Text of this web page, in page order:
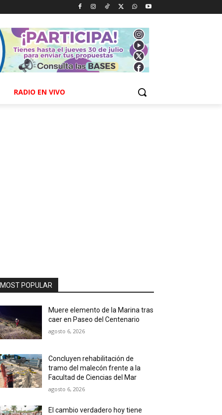
RADIO EN VIVO
MOST POPULAR
Muere elemento de la Marina tras
caer en Paseo del Centenario
agosto 6, 2026
Concluyen rehabilitación de
tramo del malecón frente a la
Facultad de Ciencias del Mar
agosto 6, 2026
El cambio verdadero hoy tiene